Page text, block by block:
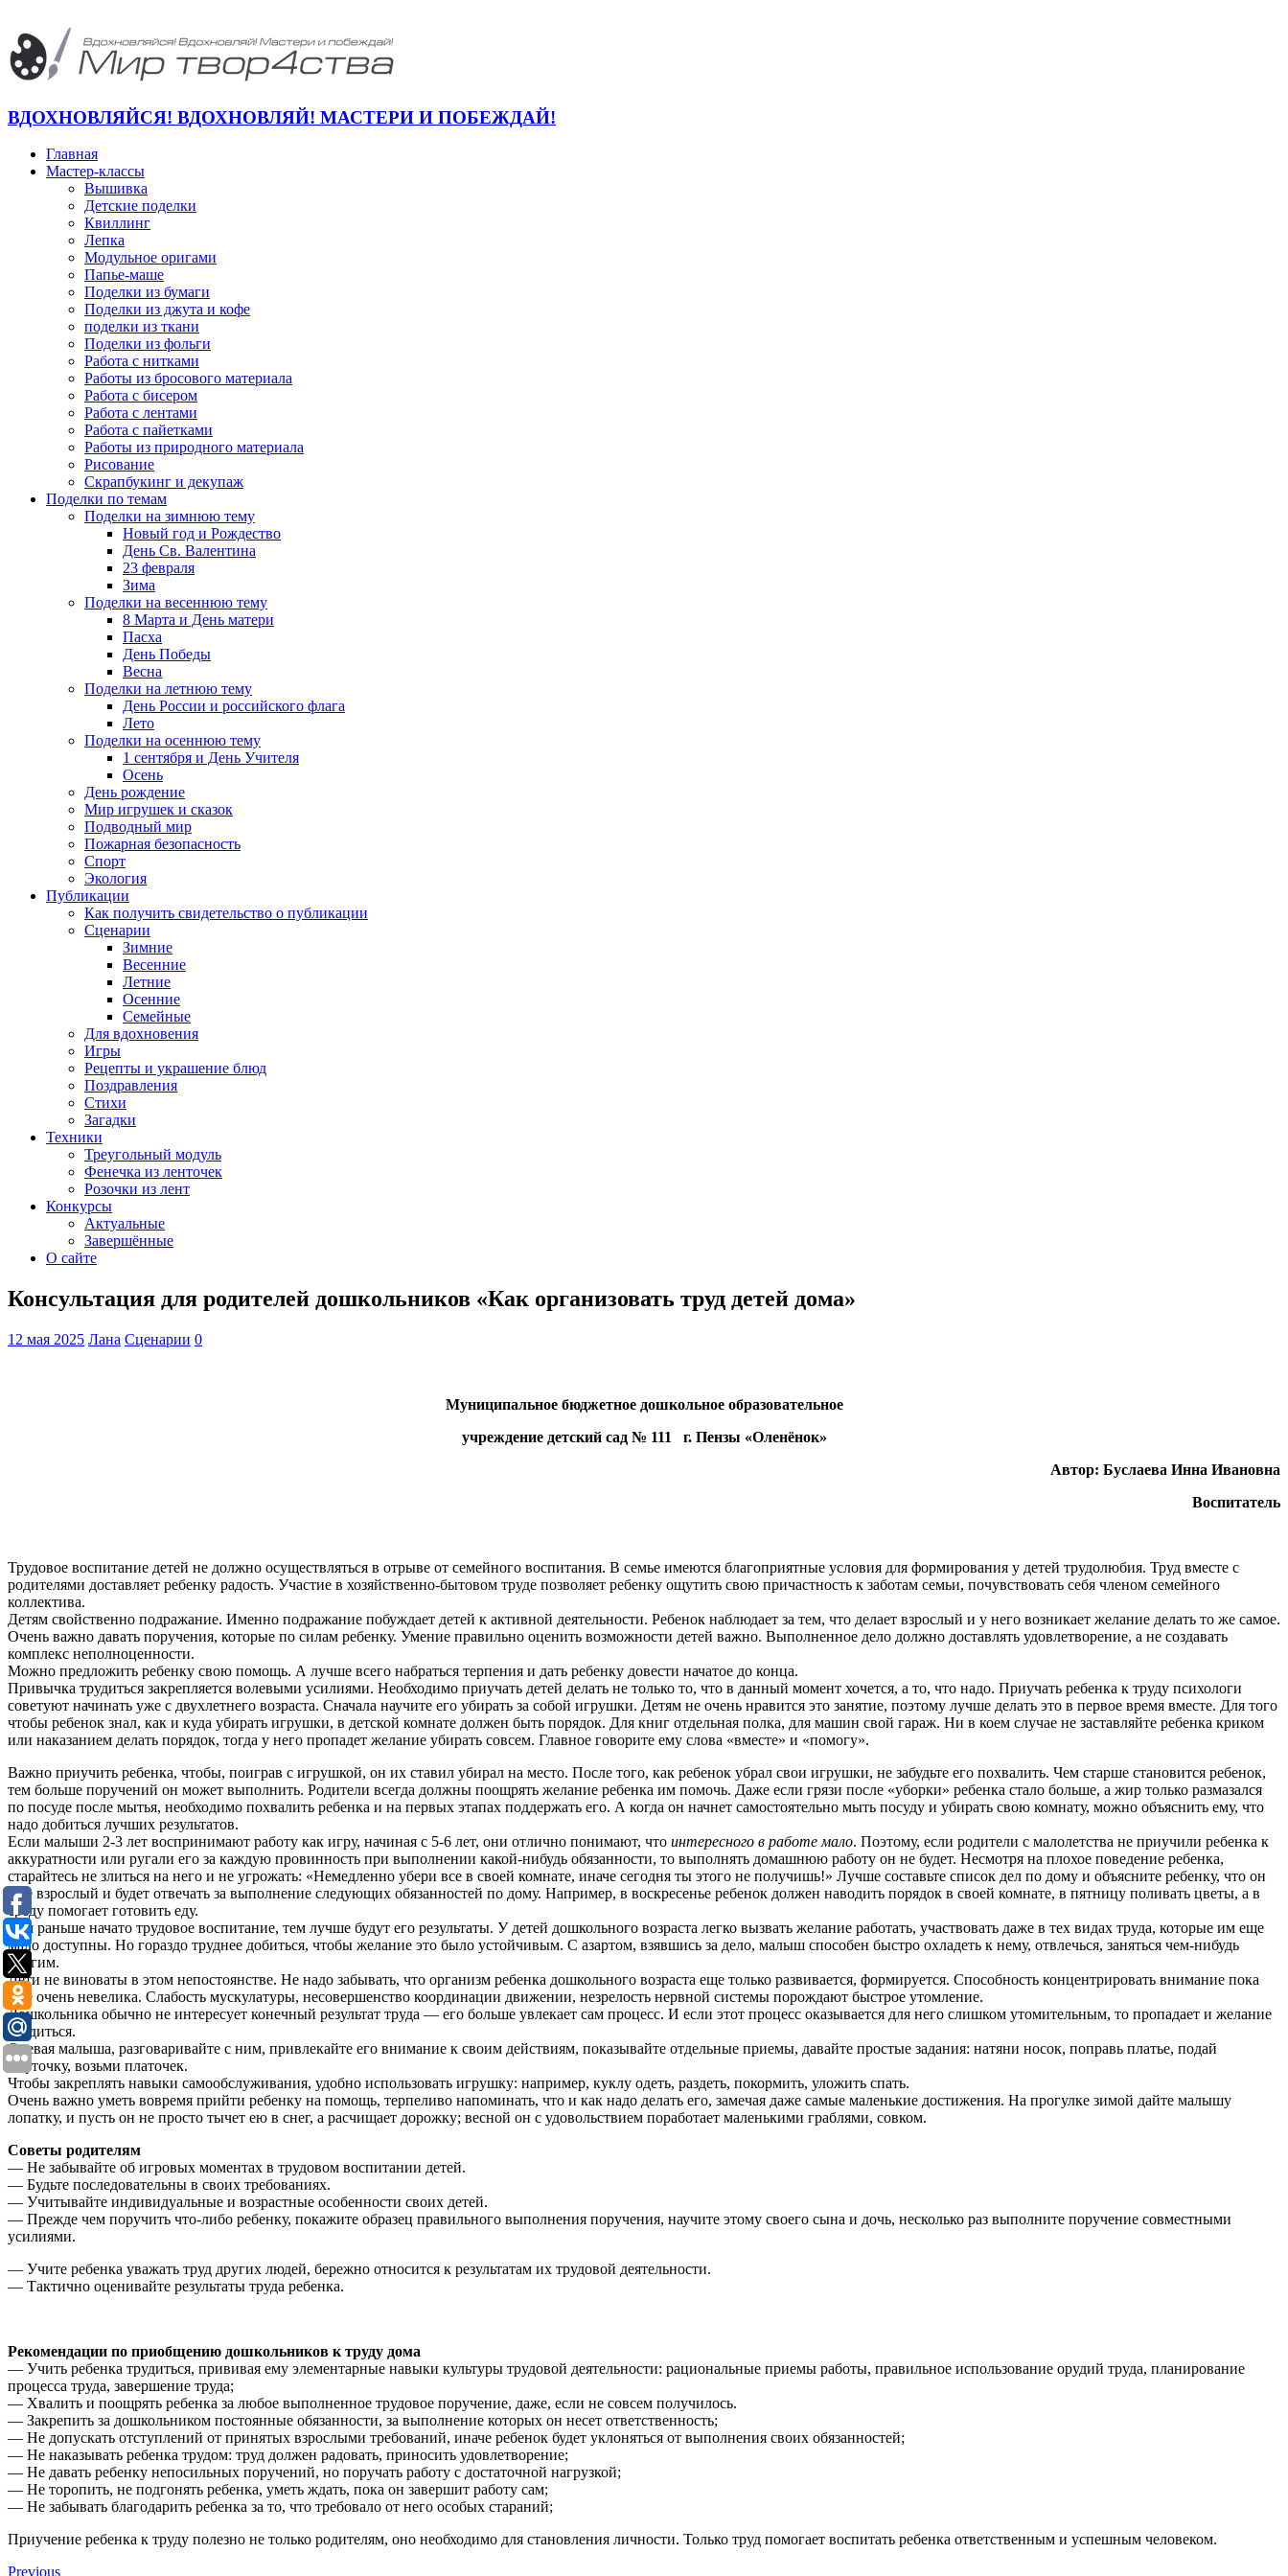
ВДОХНОВЛЯЙСЯ! ВДОХНОВЛЯЙ! МАСТЕРИ И ПОБЕЖДАЙ!
Главная
Мастер-классы
Вышивка
Детские поделки
Квиллинг
Лепка
Модульное оригами
Папье-маше
Поделки из бумаги
Поделки из джута и кофе
поделки из ткани
Поделки из фольги
Работа с нитками
Работы из бросового материала
Работа с бисером
Работа с лентами
Работа с пайетками
Работы из природного материала
Рисование
Скрапбукинг и декупаж
Поделки по темам
Поделки на зимнюю тему
Новый год и Рождество
День Св. Валентина
23 февраля
Зима
Поделки на весеннюю тему
8 Марта и День матери
Пасха
День Победы
Весна
Поделки на летнюю тему
День России и российского флага
Лето
Поделки на осеннюю тему
1 сентября и День Учителя
Осень
День рождение
Мир игрушек и сказок
Подводный мир
Пожарная безопасность
Спорт
Экология
Публикации
Как получить свидетельство о публикации
Сценарии
Зимние
Весенние
Летние
Осенние
Семейные
Для вдохновения
Игры
Рецепты и украшение блюд
Поздравления
Стихи
Загадки
Техники
Треугольный модуль
Фенечка из ленточек
Розочки из лент
Конкурсы
Актуальные
Завершённые
О сайте
Консультация для родителей дошкольников «Как организовать труд детей дома»
12 мая 2025 Лана Сценарии 0
Муниципальное бюджетное дошкольное образовательное
учреждение детский сад № 111 г. Пензы «Оленёнок»
Автор: Буслаева Инна Ивановна
Воспитатель
Трудовое воспитание детей не должно осуществляться в отрыве от семейного воспитания. В семье имеются благоприятные условия для формирования у детей трудолюбия. Труд вместе с
родителями доставляет ребенку радость. Участие в хозяйственно-бытовом труде позволяет ребенку ощутить свою причастность к заботам семьи, почувствовать себя членом семейного
коллектива.
Детям свойственно подражание. Именно подражание побуждает детей к активной деятельности. Ребенок наблюдает за тем, что делает взрослый и у него возникает желание делать то же самое.
Очень важно давать поручения, которые по силам ребенку. Умение правильно оценить возможности детей важно. Выполненное дело должно доставлять удовлетворение, а не создавать
комплекс неполноценности.
Можно предложить ребенку свою помощь. А лучше всего набраться терпения и дать ребенку довести начатое до конца.
Привычка трудиться закрепляется волевыми усилиями. Необходимо приучать детей делать не только то, что в данный момент хочется, а то, что надо. Приучать ребенка к труду психологи
советуют начинать уже с двухлетнего возраста. Сначала научите его убирать за собой игрушки. Детям не очень нравится это занятие, поэтому лучше делать это в первое время вместе. Для того
чтобы ребенок знал, как и куда убирать игрушки, в детской комнате должен быть порядок. Для книг отдельная полка, для машин свой гараж. Ни в коем случае не заставляйте ребенка криком
или наказанием делать порядок, тогда у него пропадет желание убирать совсем. Главное говорите ему слова «вместе» и «помогу».
Важно приучить ребенка, чтобы, поиграв с игрушкой, он их ставил убирал на место. После того, как ребенок убрал свои игрушки, не забудьте его похвалить. Чем старше становится ребенок,
тем больше поручений он может выполнить. Родители всегда должны поощрять желание ребенка им помочь. Даже если грязи после «уборки» ребенка стало больше, а жир только размазался
по посуде после мытья, необходимо похвалить ребенка и на первых этапах поддержать его. А когда он начнет самостоятельно мыть посуду и убирать свою комнату, можно объяснить ему, что
надо добиться лучших результатов.
Если малыши 2-3 лет воспринимают работу как игру, начиная с 5-6 лет, они отлично понимают, что интересного в работе мало. Поэтому, если родители с малолетства не приучили ребенка к
аккуратности или ругали его за каждую провинность при выполнении какой-нибудь обязанности, то выполнять домашнюю работу он не будет. Несмотря на плохое поведение ребенка,
старайтесь не злиться на него и не угрожать: «Немедленно убери все в своей комнате, иначе сегодня ты этого не получишь!» Лучше составьте список дел по дому и объясните ребенку, что он
уже взрослый и будет отвечать за выполнение следующих обязанностей по дому. Например, в воскресенье ребенок должен наводить порядок в своей комнате, в пятницу поливать цветы, а в
среду помогает готовить еду.
Чем раньше начато трудовое воспитание, тем лучше будут его результаты. У детей дошкольного возраста легко вызвать желание работать, участвовать даже в тех видах труда, которые им еще
мало доступны. Но гораздо труднее добиться, чтобы желание это было устойчивым. С азартом, взявшись за дело, малыш способен быстро охладеть к нему, отвлечься, заняться чем-нибудь
другим.
Дети не виноваты в этом непостоянстве. Не надо забывать, что организм ребенка дошкольного возраста еще только развивается, формируется. Способность концентрировать внимание пока
еще очень невелика. Слабость мускулатуры, несовершенство координации движении, незрелость нервной системы порождают быстрое утомление.
Дошкольника обычно не интересует конечный результат труда — его больше увлекает сам процесс. И если этот процесс оказывается для него слишком утомительным, то пропадает и желание
трудиться.
Одевая малыша, разговаривайте с ним, привлекайте его внимание к своим действиям, показывайте отдельные приемы, давайте простые задания: натяни носок, поправь платье, подай
кофточку, возьми платочек.
Чтобы закреплять навыки самообслуживания, удобно использовать игрушку: например, куклу одеть, раздеть, покормить, уложить спать.
Очень важно уметь вовремя прийти ребенку на помощь, терпеливо напоминать, что и как надо делать его, замечая даже самые маленькие достижения. На прогулке зимой дайте малышу
лопатку, и пусть он не просто тычет ею в снег, а расчищает дорожку; весной он с удовольствием поработает маленькими граблями, совком.
Советы родителям
— Не забывайте об игровых моментах в трудовом воспитании детей.
— Будьте последовательны в своих требованиях.
— Учитывайте индивидуальные и возрастные особенности своих детей.
— Прежде чем поручить что-либо ребенку, покажите образец правильного выполнения поручения, научите этому своего сына и дочь, несколько раз выполните поручение совместными
усилиями.
— Учите ребенка уважать труд других людей, бережно относится к результатам их трудовой деятельности.
— Тактично оценивайте результаты труда ребенка.
Рекомендации по приобщению дошкольников к труду дома
— Учить ребенка трудиться, прививая ему элементарные навыки культуры трудовой деятельности: рациональные приемы работы, правильное использование орудий труда, планирование
процесса труда, завершение труда;
— Хвалить и поощрять ребенка за любое выполненное трудовое поручение, даже, если не совсем получилось.
— Закрепить за дошкольником постоянные обязанности, за выполнение которых он несет ответственность;
— Не допускать отступлений от принятых взрослыми требований, иначе ребенок будет уклоняться от выполнения своих обязанностей;
— Не наказывать ребенка трудом: труд должен радовать, приносить удовлетворение;
— Не давать ребенку непосильных поручений, но поручать работу с достаточной нагрузкой;
— Не торопить, не подгонять ребенка, уметь ждать, пока он завершит работу сам;
— Не забывать благодарить ребенка за то, что требовало от него особых стараний;
Приучение ребенка к труду полезно не только родителям, оно необходимо для становления личности. Только труд помогает воспитать ребенка ответственным и успешным человеком.
Previous